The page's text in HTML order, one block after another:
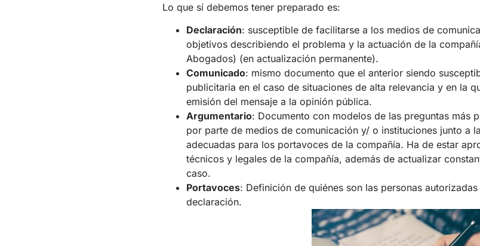
Lo que sí debemos tener preparado es:
Declaración: susceptible de facilitarse a los medios de
objetivos describiendo el problema y la actuación de la
Abogados) (en actualización permanente).
Comunicado: mismo documento que el anterior siendo
publicitaria en el caso de situaciones de alta relevancia y en la
emisión del mensaje a la opinión pública.
Argumentario: Documento con modelos de las preguntas más
por parte de medios de comunicación y/ o instituciones junto a
adecuadas para los portavoces de la compañía. Ha de estar
técnicos y legales de la compañía, además de actualizar
caso.
Portavoces: Definición de quiénes son las personas
declaración.